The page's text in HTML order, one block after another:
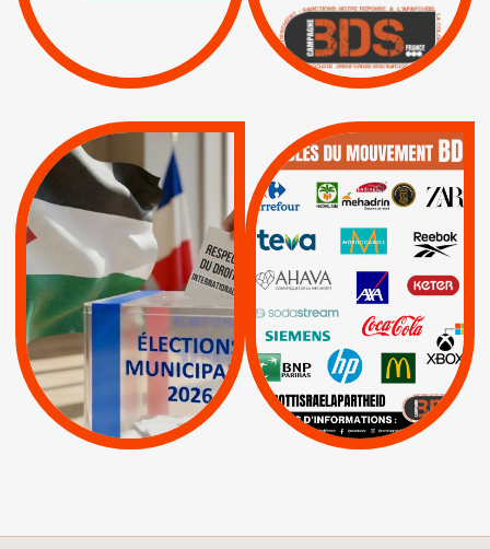
| Pétitions
| Boycott militaire |
Lettres d'interpellation
MUNICIPALES 2026 :
JE VOTE POUR LE
RESPECT DU DROIT
INTERNATIONAL EN
PALESTINE
APPELS | Actus |
Espaces Sans
Apartheid
| Lettres d'interpellation
QUE BOYCOTTER ?
BOYCOTT /
AXA BNP | CAF |
Carrefour | HP |
Keter |
Livres et brochures |
Mehadrin | PUMA
Sodastream |
Visuels, tracts,
affiches,...